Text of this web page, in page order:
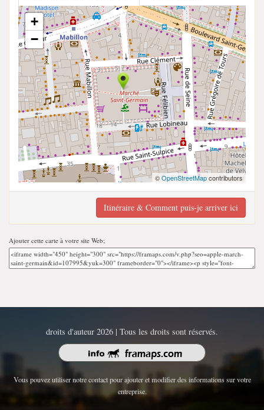
+
−
©OpenStreetMapcontributors
Itinéraire & Comment puis-je arriver ici
Ajouter cette carte à votre site Web;
droits d'auteur 2026 | Tous les droits sont réservés.
Vous pouvez utiliser notre contact pour ajouter et modifier des informations sur votre
entreprise.